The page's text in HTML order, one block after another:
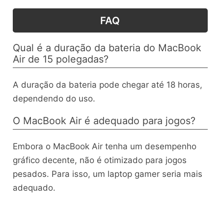
FAQ
Qual é a duração da bateria do MacBook
Air de 15 polegadas?
A duração da bateria pode chegar até 18 horas,
dependendo do uso.
O MacBook Air é adequado para jogos?
Embora o MacBook Air tenha um desempenho
gráfico decente, não é otimizado para jogos
pesados. Para isso, um laptop gamer seria mais
adequado.